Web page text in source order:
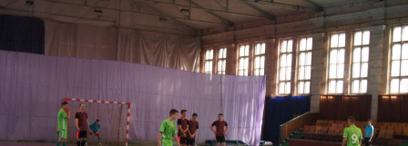
Наші напрямки
Наш покровитель
Контакти
Проекти